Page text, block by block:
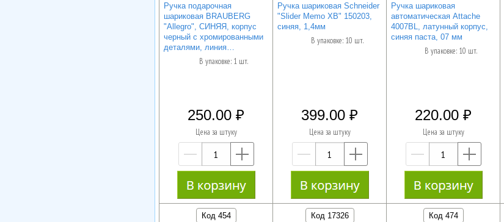
Ручка подарочная
шариковая BRAUBERG
"Allegro", СИНЯЯ, корпус
черный с хромированными
деталями, линия…
В упаковке: 1 шт.
250.00
Цена за штуку
—
Ручка шариковая Schneider
"Slider Memo XB" 150203,
синяя, 1,4мм
В упаковке: 10 шт.
399.00
Цена за штуку
—
Ручка шариковая
автоматическая Attache
4007BL, латунный корпус,
синяя паста, 07 мм
В упаковке: 10 шт.
220.00
Цена за штуку
—
Код 454 Код 17326 Код 474